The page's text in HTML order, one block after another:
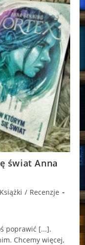
świat Anna
Książki / Recenzje
poprawić [...].
Chcemy więcej,